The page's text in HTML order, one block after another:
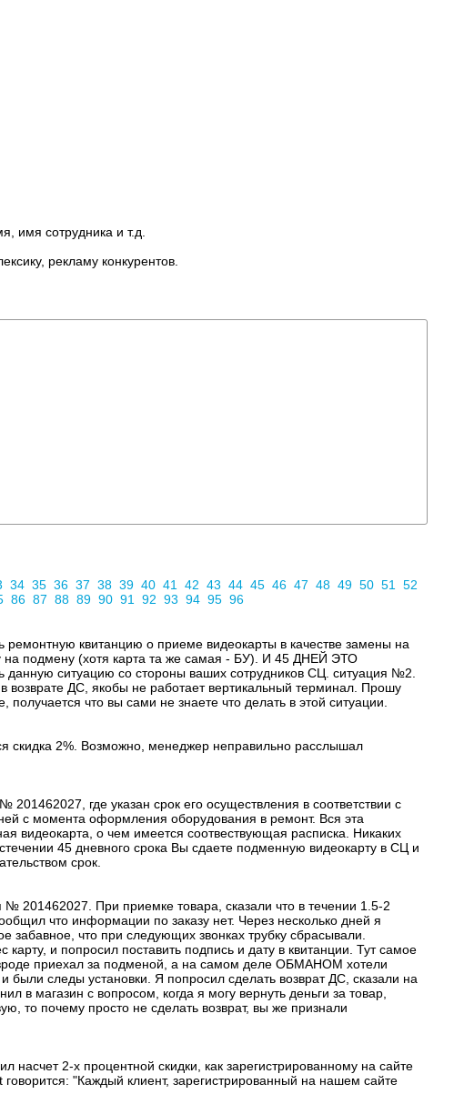
имя сотрудника и т.д.
рекламу конкурентов.
34 35 36 37 38 39 40 41 42 43 44 45 46 47 48 49 50 51
52
86 87 88 89 90 91 92 93 94 95 96
ремонтную квитанцию о приеме видеокарты в качестве замены на
на подмену (хотя карта та же самая - БУ). И 45 ДНЕЙ ЭТО
ситуацию со стороны ваших сотрудников СЦ. ситуация №2.
ДС, якобы не работает вертикальный терминал. Прошу
что вы сами не знаете что делать в этой ситуации.
скидка 2%. Возможно, менеджер неправильно расслышал
где указан срок его осуществления в соответствии с
с момента оформления оборудования в ремонт. Вся эта
видеокарта, о чем имеется соотвествующая расписка. Никаких
45 дневного срока Вы сдаете подменную видеокарту в СЦ и
срок.
201462027. При приемке товара, сказали что в течении 1.5-2
что информации по заказу нет. Через несколько дней я
забавное, что при следующих звонках трубку сбрасывали.
и попросил поставить подпись и дату в квитанции. Тут самое
приехал за подменой, а на самом деле ОБМАНОМ хотели
были следы установки. Я попросил сделать возврат ДС, сказали на
в магазин с вопросом, когда я могу вернуть деньги за товар,
то почему просто не сделать возврат, вы же признали
2-х процентной скидки, как зарегистрированному на сайте
"Каждый клиент, зарегистрированный на нашем сайте